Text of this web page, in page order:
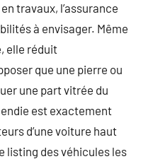
travaux, l’assurance
à envisager. Même
elle réduit
que une pierre ou
une part vitrée du
est exactement
d’une voiture haut
listing des véhicules les